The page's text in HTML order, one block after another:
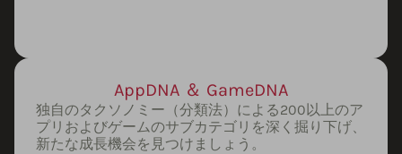
AppDNA ＆ GameDNA
独自のタクソノミー（分類法）による200以上のア
プリおよびゲームのサブカテゴリを深く掘り下げ、
新たな成長機会を見つけましょう。